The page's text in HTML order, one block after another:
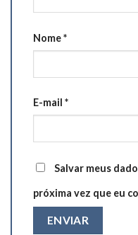
Nome*
E-mail *
Salvar meus
próxima vez que eu